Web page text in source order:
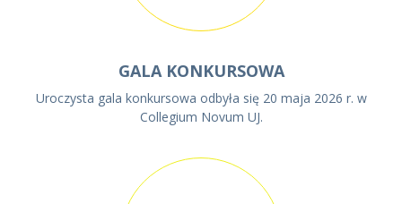
GALA KONKURSOWA
Uroczysta gala konkursowa odbyła się 20 maja 2026 r. w
Collegium Novum UJ.